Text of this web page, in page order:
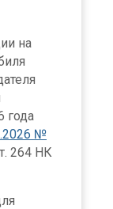
на
года
№
264 НК